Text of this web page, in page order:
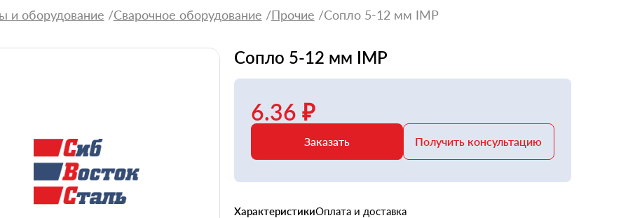
и оборудование Сварочное оборудование Прочие Сопло 5-12 мм IMP
Сопло 5-12 мм IMP
6.36 ₽
Заказать Получить консультацию
ХарактеристикиОплата и доставка